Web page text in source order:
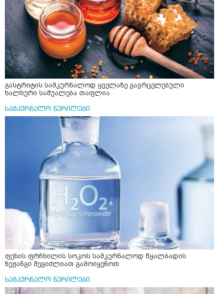
გასტრიტის სამკურნალოდ ყველაზე გავრცელებული
ხალხური საშუალება თაფლია
სამკურნალო წერილები
ფეხის ფრჩხილის სოკოს სამკურნალოდ წყალბადის
ზეჟანგი შეგიძლიათ გამოიყენოთ
სამკურნალო წერილები